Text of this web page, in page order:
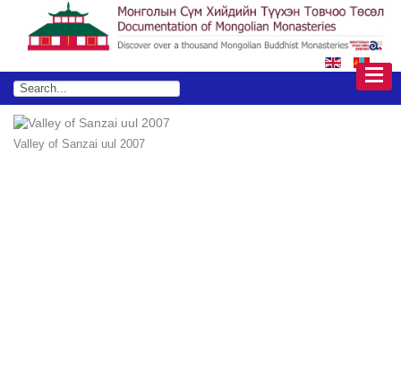
Valley of Sanzai uul 2007